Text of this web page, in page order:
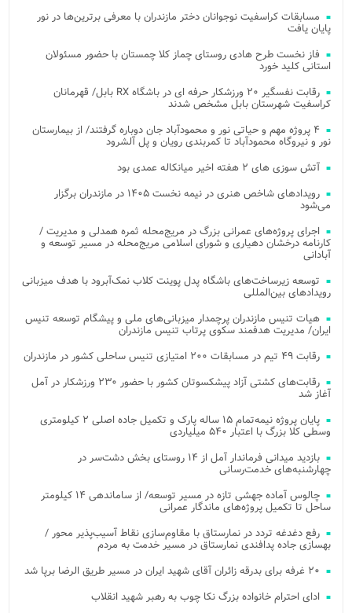
مسابقات کراسفیت نوجوانان دختر مازندران با معرفی برترین‌ها در نور
پایان یافت
فاز نخست طرح هادی روستای چماز کلا چمستان با حضور مسئولان
استانی کلید خورد
رقابت نفسگیر ۲۰ ورزشکار حرفه ای در باشگاه RX بابل/ قهرمانان
کراسفیت شهرستان بابل مشخص شدند
۴ پروژه مهم و حیاتی نور و محمودآباد جان دوباره گرفتند/ از بیمارستان
نور و نیروگاه محمودآباد تا کمربندی رویان و پل آلشرود
آتش‌ سوزی‌ های ۲ هفته اخیر میانکاله عمدی بود
رویدادهای شاخص هنری در نیمه نخست ۱۴۰۵ در مازندران برگزار
می‌شود
اجرای پروژه‌های عمرانی بزرگ در مریج‌محله ثمره همدلی و مدیریت /
کارنامه درخشان دهیاری و شورای اسلامی مریج‌محله در مسیر توسعه و
آبادانی
توسعه زیرساخت‌های باشگاه پدل پوینت کلاب نمک‌آبرود با هدف میزبانی
رویدادهای بین‌المللی
هیات تنیس مازندران پرچمدار میزبانی‌های ملی و پیشگام توسعه تنیس
ایران/ مدیریت هدفمند سکوی پرتاب تنیس مازندران
رقابت ۴۹ تیم در مسابقات ۲۰۰ امتیازی تنیس ساحلی کشور در مازندران
رقابت‌های کشتی آزاد پیشکسوتان کشور با حضور ۲۳۰ ورزشکار در آمل
آغاز شد
پایان پروژه نیمه‌تمام ۱۵ ساله پارک و تکمیل جاده اصلی ۲ کیلومتری
وسطی کلا بزرگ با اعتبار ۵۴۰ میلیاردی
بازدید میدانی فرماندار آمل از ۱۴ روستای بخش دشت‌سر در
چهارشنبه‌های خدمت‌رسانی
چالوس آماده جهشی تازه در مسیر توسعه/ از ساماندهی ۱۴ کیلومتر
ساحل تا تکمیل پروژه‌های ماندگار عمرانی
رفع دغدغه تردد در نمارستاق با مقاوم‌سازی نقاط آسیب‌پذیر محور /
بهسازی جاده پدافندی نمارستاق در مسیر خدمت به مردم
۲۰ غرفه برای بدرقه زائران آقای شهید ایران در مسیر طریق الرضا برپا شد
ادای احترام خانواده بزرگ نکا چوب به رهبر شهید انقلاب